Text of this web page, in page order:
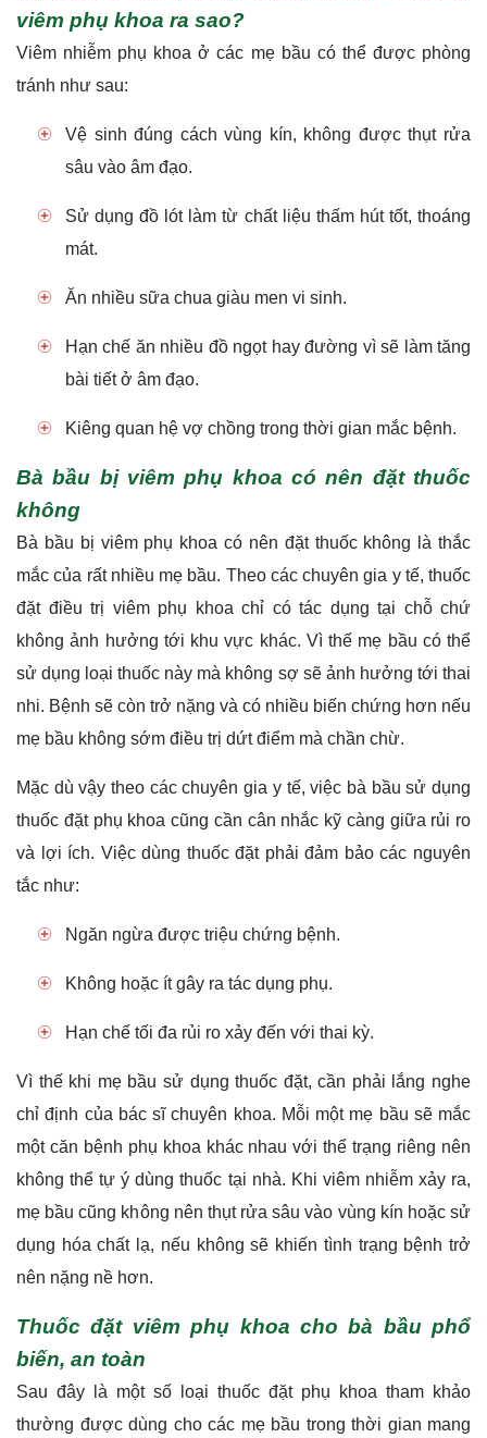
viêm phụ khoa ra sao?
Viêm nhiễm phụ khoa ở các mẹ bầu có thể được phòng
tránh như sau:
Vệ sinh đúng cách vùng kín, không được thụt rửa
sâu vào âm đạo.
Sử dụng đồ lót làm từ chất liệu thấm hút tốt, thoáng
mát.
Ăn nhiều sữa chua giàu men vi sinh.
Hạn chế ăn nhiều đồ ngọt hay đường vì sẽ làm tăng
bài tiết ở âm đạo.
Kiêng quan hệ vợ chồng trong thời gian mắc bệnh.
Bà bầu bị viêm phụ khoa có nên đặt thuốc
không
Bà bầu bị viêm phụ khoa có nên đặt thuốc không là thắc
mắc của rất nhiều mẹ bầu. Theo các chuyên gia y tế, thuốc
đặt điều trị viêm phụ khoa chỉ có tác dụng tại chỗ chứ
không ảnh hưởng tới khu vực khác. Vì thế mẹ bầu có thể
sử dụng loại thuốc này mà không sợ sẽ ảnh hưởng tới thai
nhi. Bệnh sẽ còn trở nặng và có nhiều biến chứng hơn nếu
mẹ bầu không sớm điều trị dứt điểm mà chần chừ.
Mặc dù vậy theo các chuyên gia y tế, việc bà bầu sử dụng
thuốc đặt phụ khoa cũng cần cân nhắc kỹ càng giữa rủi ro
và lợi ích. Việc dùng thuốc đặt phải đảm bảo các nguyên
tắc như:
Ngăn ngừa được triệu chứng bệnh.
Không hoặc ít gây ra tác dụng phụ.
Hạn chế tối đa rủi ro xảy đến với thai kỳ.
Vì thế khi mẹ bầu sử dụng thuốc đặt, cần phải lắng nghe
chỉ định của bác sĩ chuyên khoa. Mỗi một mẹ bầu sẽ mắc
một căn bệnh phụ khoa khác nhau với thể trạng riêng nên
không thể tự ý dùng thuốc tại nhà. Khi viêm nhiễm xảy ra,
mẹ bầu cũng không nên thụt rửa sâu vào vùng kín hoặc sử
dụng hóa chất lạ, nếu không sẽ khiến tình trạng bệnh trở
nên nặng nề hơn.
Thuốc đặt viêm phụ khoa cho bà bầu phổ
biến, an toàn
Sau đây là một số loại thuốc đặt phụ khoa tham khảo
thường được dùng cho các mẹ bầu trong thời gian mang